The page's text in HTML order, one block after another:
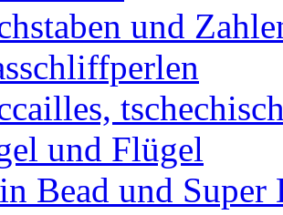
und
und Flügel
Bead und Super